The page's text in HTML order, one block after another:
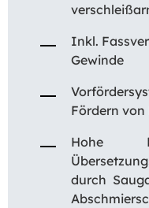
Inkl.
Gewinde
Fördern
Hohe
durch